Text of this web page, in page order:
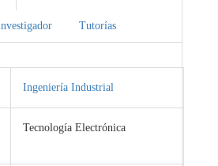
Tutorías
Ingeniería Industrial
Tecnología Electrónica